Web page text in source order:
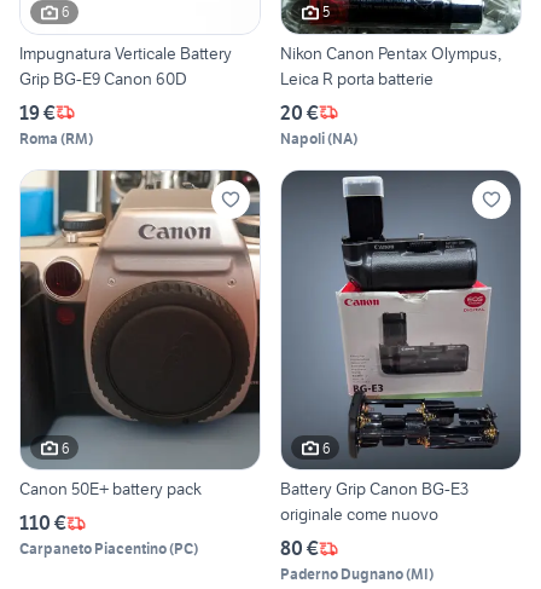
6
Impugnatura Verticale Battery
Grip BG-E9 Canon 60D
19 €
Roma (RM)
5
Nikon Canon Pentax Olympus,
Leica R porta batterie
20 €
Napoli(NA)
6
Canon 50E+ battery pack
110 €
Carpaneto Piacentino(PC)
6
Battery Grip Canon BG-E3
originale come nuovo
80 €
Paderno Dugnano(MI)